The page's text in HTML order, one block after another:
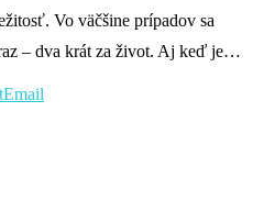
Vo väčšine prípadov sa
– dva krát za život. Aj keď je…
Email